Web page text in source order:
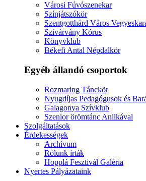
Városi Fúvószenekar
Színjátszókör
Szentgotthárd Város
Szivárvány Kórus
Könyvklub
Békefi Antal Népdalkör
Egyéb állandó csoportok
Rozmaring Tánckör
Nyugdíjas Pedagógusok és
Galagonya Szívklub
Szenior örömtánc Anilkával
Szolgáltatások
Érdekességek
Archívum
Rólunk írták
Hopplá Fesztivál Galéria
Nyertes Pályázataink